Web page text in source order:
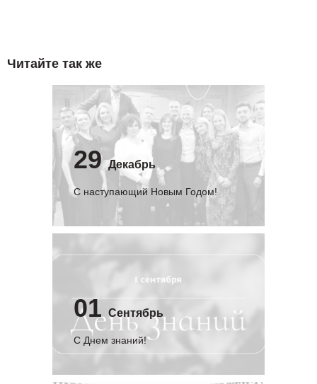
Читайте так же
29 Декабрь
С наступающий Новым Годом!
01 Сентябрь
C Днем знаний!